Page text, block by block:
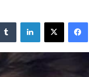
فيسبوك ‫X لينكدإن